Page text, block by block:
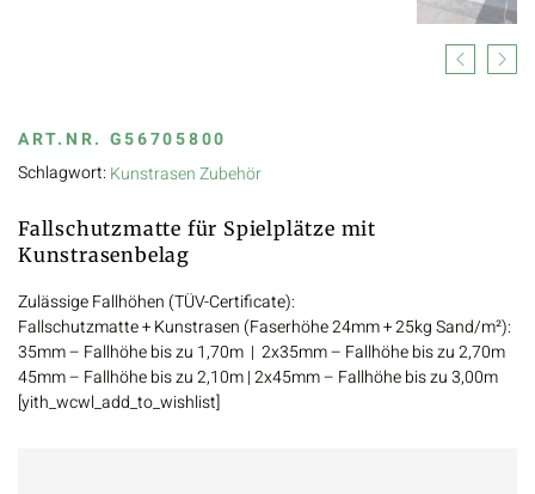
Previous
Next
ART.NR. G56705800
Schlagwort: Kunstrasen Zubehör
Fallschutzmatte für Spielplätze mit
Kunstrasenbelag
Zulässige Fallhöhen (TÜV-Certificate):
Fallschutzmatte + Kunstrasen (Faserhöhe 24mm + 25kg Sand/m²):
35mm – Fallhöhe bis zu 1,70m | 2x35mm – Fallhöhe bis zu 2,70m
45mm – Fallhöhe bis zu 2,10m | 2x45mm – Fallhöhe bis zu 3,00m
[yith_wcwl_add_to_wishlist]